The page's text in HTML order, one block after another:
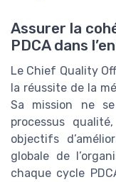
Assurer la
PDCA dans
Le Chief Quality
la réussite de la
Sa mission ne
processus
objectifs
globale de
chaque cycle